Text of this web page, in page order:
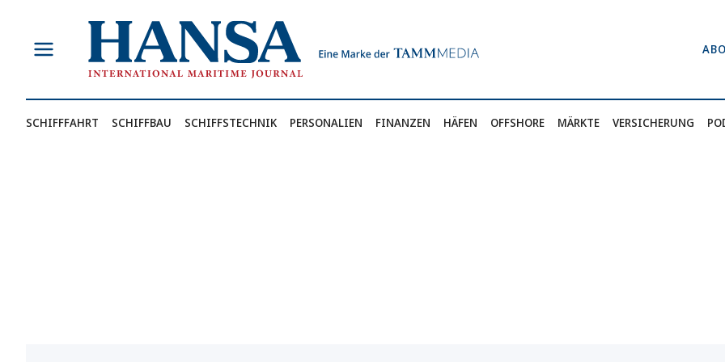
springen
SCHIFFFAHRT SCHIFFBAU SCHIFFSTECHNIK PERSONALIEN FINANZEN HÄFEN OFFSHORE MÄRKTE VERSICHERUNG